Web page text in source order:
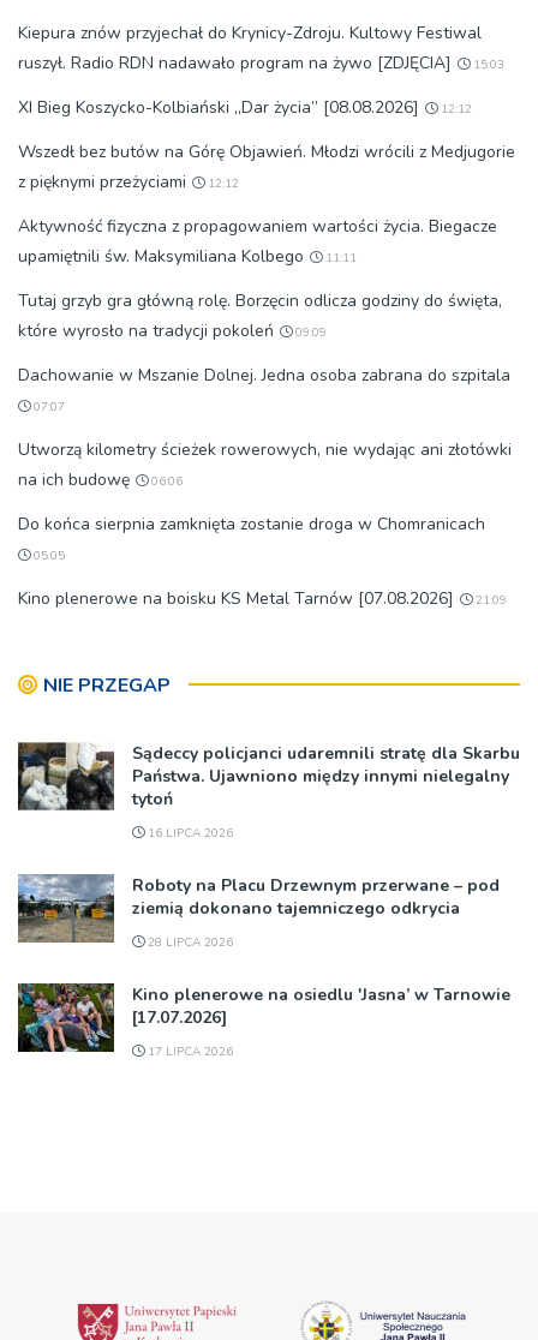
Kiepura znów przyjechał do Krynicy-Zdroju. Kultowy Festiwal
ruszył. Radio RDN nadawało program na żywo [ZDJĘCIA]
15:03
XI Bieg Koszycko-Kolbiański „Dar życia” [08.08.2026] 12:12
Wszedł bez butów na Górę Objawień. Młodzi wrócili z Medjugorie
z pięknymi przeżyciami
12:12
Aktywność fizyczna z propagowaniem wartości życia. Biegacze
upamiętnili św. Maksymiliana Kolbego
11:11
Tutaj grzyb gra główną rolę. Borzęcin odlicza godziny do święta,
które wyrosło na tradycji pokoleń
09:09
Dachowanie w Mszanie Dolnej. Jedna osoba zabrana do szpitala
07:07
Utworzą kilometry ścieżek rowerowych, nie wydając ani złotówki
na ich budowę
06:06
Do końca sierpnia zamknięta zostanie droga w Chomranicach
05:05
Kino plenerowe na boisku KS Metal Tarnów [07.08.2026] 21:09
NIE PRZEGAP
Sądeccy policjanci udaremnili stratę dla Skarbu
Państwa. Ujawniono między innymi nielegalny
tytoń
16 LIPCA 2026
Roboty na Placu Drzewnym przerwane – pod
ziemią dokonano tajemniczego odkrycia
28 LIPCA 2026
Kino plenerowe na osiedlu 'Jasna’ w Tarnowie
[17.07.2026]
17 LIPCA 2026